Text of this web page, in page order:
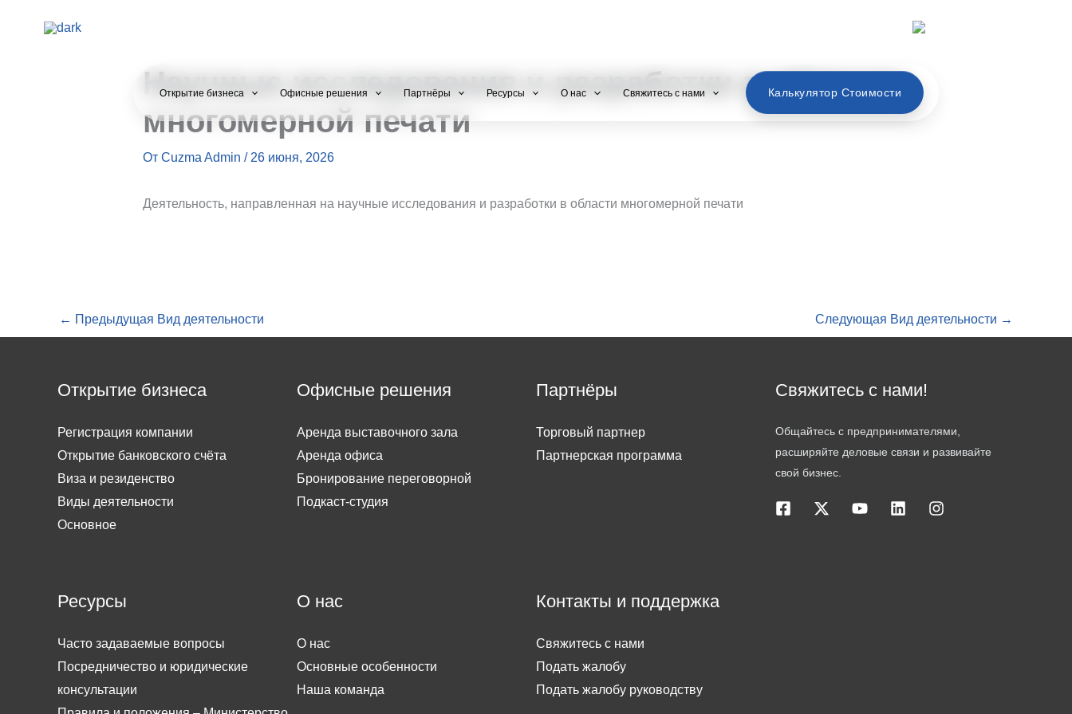
Открытие бизнеса Офисные решения Партнёры Ресурсы О нас Свяжитесь с нами Калькулятор Стоимости
Научные исследования и разработки в области
многомерной печати
От Cuzma Admin / 26 июня, 2026
Деятельность, направленная на научные исследования и разработки в области многомерной печати
← Предыдущая Вид деятельности Следующая Вид деятельности →
Открытие бизнеса
Регистрация компании
Открытие банковского счёта
Виза и резиденство
Виды деятельности
Основное
Офисные решения
Аренда выставочного зала
Аренда офиса
Бронирование переговорной
Подкаст-студия
Партнёры
Торговый партнер
Партнерская программа
Свяжитесь с нами!
Общайтесь с предпринимателями,
расширяйте деловые связи и развивайте
свой бизнес.
Ресурсы
Часто задаваемые вопросы
Посредничество и юридические
консультации
О нас
О нас
Основные особенности
Наша команда
Контакты и поддержка
Свяжитесь с нами
Подать жалобу
Подать жалобу руководству